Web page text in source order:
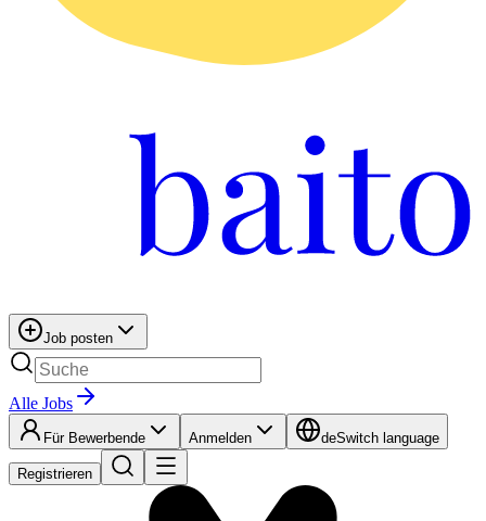
Job posten
Alle Jobs
Für Bewerbende Anmelden deSwitch language
Registrieren